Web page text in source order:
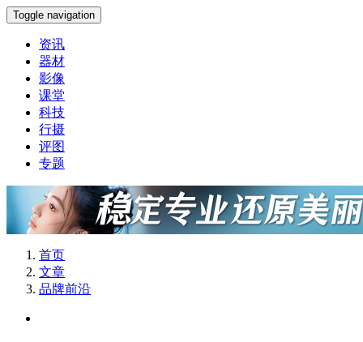
Toggle navigation
资讯
器材
影像
课堂
科技
行摄
评图
专题
首页
文章
品牌前沿